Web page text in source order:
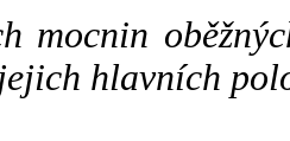
mocnin
hlavních